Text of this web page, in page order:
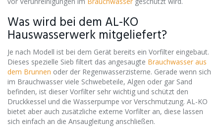
Was wird bei dem AL-KO
Hauswasserwerk mitgeliefert?
Je nach Modell ist bei dem Gerät bereits ein Vorfilter eingebaut.
Dieses spezielle Sieb filtert das angesaugte Brauchwasser aus
dem Brunnen oder der Regenwasserzisterne. Gerade wenn sich
im Brauchwasser viele Schwebeteile, Algen oder gar Sand
befinden, ist dieser Vorfilter sehr wichtig und schützt den
Druckkessel und die Wasserpumpe vor Verschmutzung. AL-KO
bietet aber auch zusätzliche externe Vorfilter an, diese lassen
sich einfach an die Ansaugleitung anschließen.